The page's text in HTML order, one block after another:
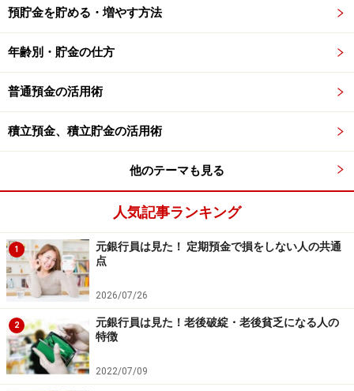
※記事内容は執筆時点のものです。最新の内容をご確認くださ
い。
本記事の内容は一般的な情報提供を目的としており、特定の金融
商品や投資行動を推奨するものではありません。
投資や資産運用に関する最終的なご判断はご自身の責任において
行ってください。
掲載情報の正確性・完全性については十分に配慮しております
が、その内容を保証するものではなく、これに基づく損失・損害
などについて当社は一切の責任を負いません。
最新の情報や詳細については、必ず各金融機関やサービス提供者
の公式情報をご確認ください。
預貯金を貯める・増やす方法
年齢別・貯金の仕方
普通預金の活用術
積立預金、積立貯金の活用術
他のテーマも見る
人気記事ランキング
1
元銀行員は見た！ 定期預金で損をしない人の共通
点
2026/07/26
2
元銀行員は見た！老後破綻・老後貧乏になる人の
特徴
2022/07/09